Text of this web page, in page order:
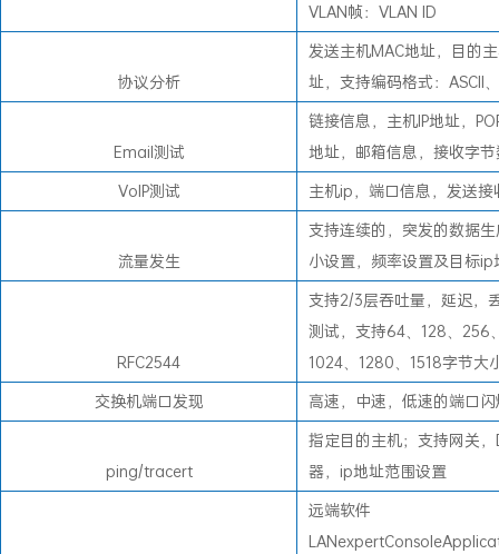
VLAN帧：VLAN ID
协议分析
发送主机MAC地址，目的
址，支持编码格式：ASCII
Email测试
链接信息，主机IP地址，
地址，邮箱信息，接收字
VoIP测试
主机ip，端口信息，发送接
流量发生
支持连续的，突发的数据
小设置，频率设置及目标ip
RFC2544
支持2/3层吞吐量，延迟，
测试，支持64、128、256
1024、1280、1518字节大
交换机端口发现
高速，中速，低速的端口
ping/tracert
指定目的主机；支持网关，
器，ip地址范围设置
远端软件